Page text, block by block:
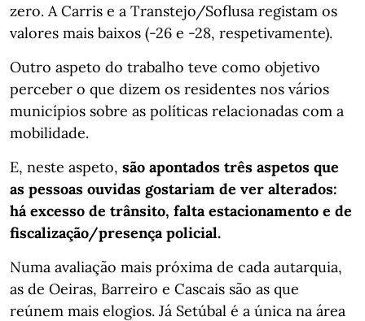
zero. A Carris e a Transtejo/Soflusa registam os
valores mais baixos (-26 e -28, respetivamente).
Outro aspeto do trabalho teve como objetivo
perceber o que dizem os residentes nos vários
municípios sobre as políticas relacionadas com a
mobilidade.
E, neste aspeto, são apontados três aspetos que
as pessoas ouvidas gostariam de ver alterados:
há excesso de trânsito, falta estacionamento e de
fiscalização/presença policial.
Numa avaliação mais próxima de cada autarquia,
as de Oeiras, Barreiro e Cascais são as que
reúnem mais elogios. Já Setúbal é a única na área